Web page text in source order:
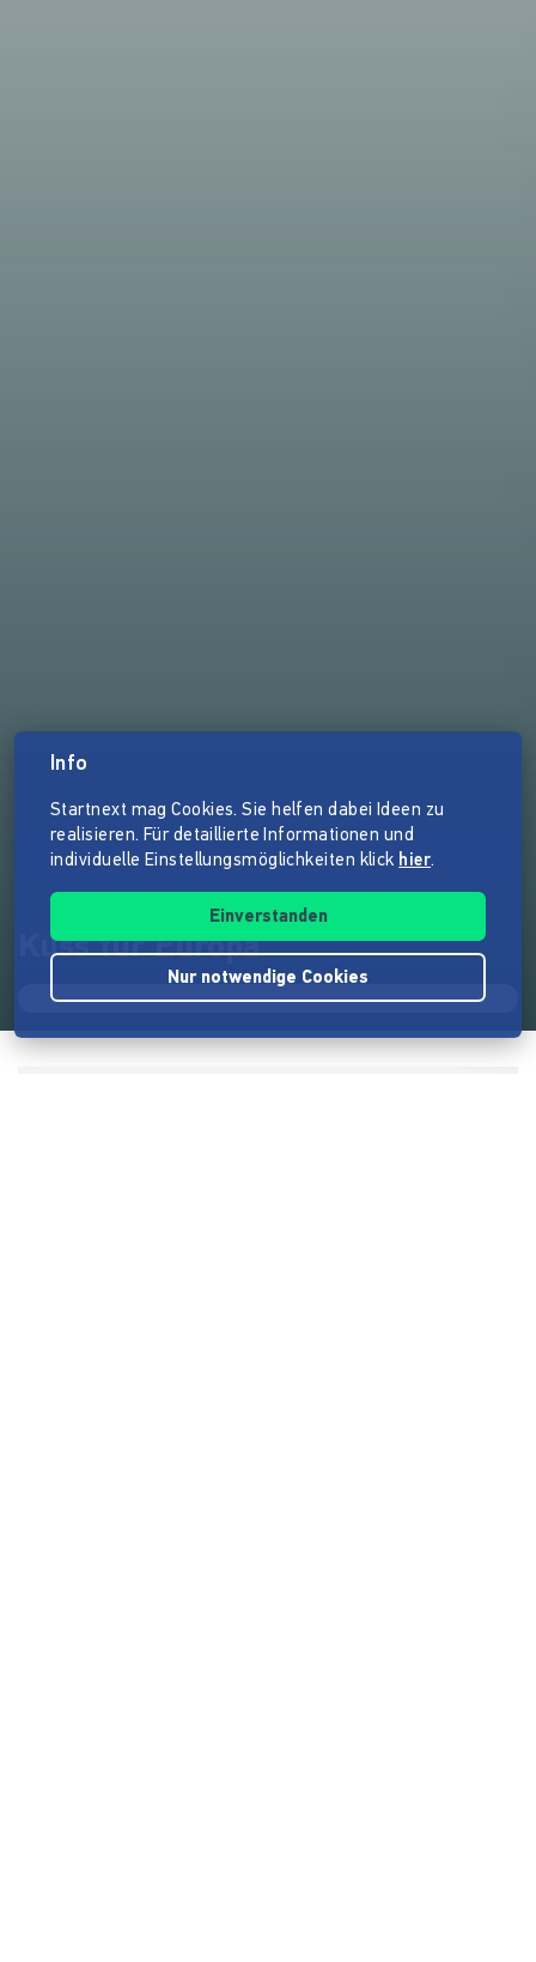
Kuss für Europa
Info
Startnext mag Cookies. Sie helfen dabei Ideen zu
realisieren. Für detaillierte Informationen und
individuelle Einstellungsmöglichkeiten klick hier.
Einverstanden
Nur notwendige Cookies